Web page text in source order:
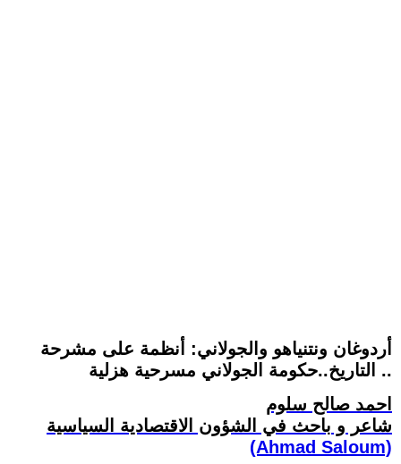
أردوغان ونتنياهو والجولاني: أنظمة على مشرحة
التاريخ..حكومة الجولاني مسرحية هزلية ..
احمد صالح سلوم
شاعر و باحث في الشؤون الاقتصادية السياسية
(Ahmad Saloum)